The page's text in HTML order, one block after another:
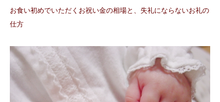
お食い初めでいただくお祝い金の相場と、失礼にならないお礼の
仕方